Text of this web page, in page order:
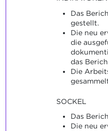
Das
gestellt.
Die neu
die
das
Die
SOCKEL
Das
Die neu